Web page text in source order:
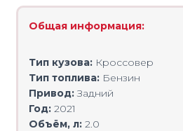
Общая информация:
Тип кузова: Кроссовер
Тип топлива: Бензин
Привод:Задний
Год: 2021
Объём, л: 2.0